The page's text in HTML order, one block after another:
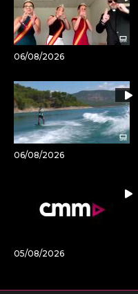
06/08/2026
06/08/2026
05/08/2026